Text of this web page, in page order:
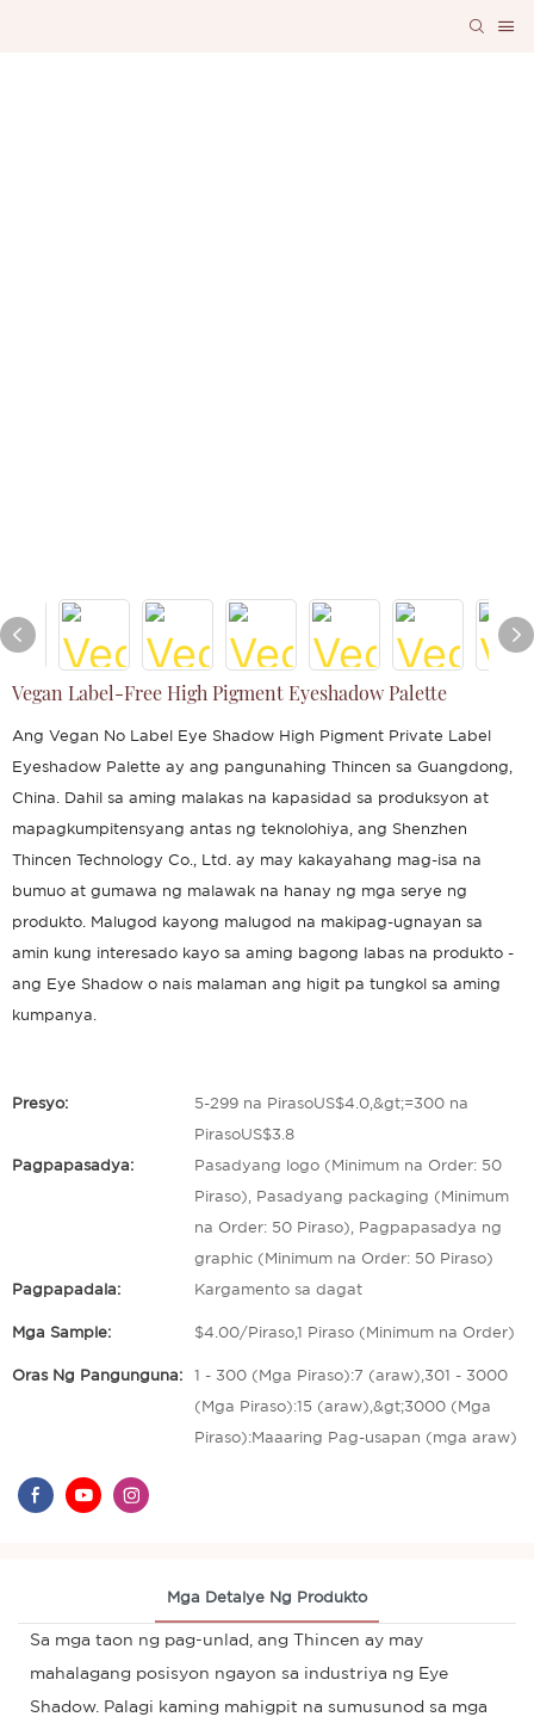
Vegan Label-Free High Pigment Eyeshadow Palette
Ang Vegan No Label Eye Shadow High Pigment Private Label
Eyeshadow Palette ay ang pangunahing Thincen sa Guangdong,
China. Dahil sa aming malakas na kapasidad sa produksyon at
mapagkumpitensyang antas ng teknolohiya, ang Shenzhen
Thincen Technology Co., Ltd. ay may kakayahang mag-isa na
bumuo at gumawa ng malawak na hanay ng mga serye ng
produkto. Malugod kayong malugod na makipag-ugnayan sa
amin kung interesado kayo sa aming bagong labas na produkto -
ang Eye Shadow o nais malaman ang higit pa tungkol sa aming
kumpanya.
Presyo: 5-299 na PirasoUS$4.0,&gt;=300 na
PirasoUS$3.8
Pagpapasadya: Pasadyang logo (Minimum na Order: 50
Piraso), Pasadyang packaging (Minimum
na Order: 50 Piraso), Pagpapasadya ng
graphic (Minimum na Order: 50 Piraso)
Pagpapadala: Kargamento sa dagat
Mga Sample: $4.00/Piraso,1 Piraso (Minimum na Order)
Oras Ng Pangunguna: 1 - 300 (Mga Piraso):7 (araw),301 - 3000
(Mga Piraso):15 (araw),&gt;3000 (Mga
Piraso):Maaaring Pag-usapan (mga araw)
Mga Detalye Ng Produkto
Sa mga taon ng pag-unlad, ang Thincen ay may
mahalagang posisyon ngayon sa industriya ng Eye
Shadow. Palagi kaming mahigpit na sumusunod sa mga